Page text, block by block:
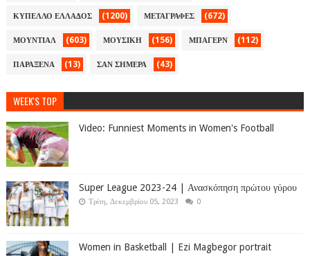
ΚΥΠΕΛΛΟ ΕΛΛΑΔΟΣ (1200) ΜΕΤΑΓΡΑΦΕΣ (672)
ΜΟΥΝΤΙΑΛ (603) ΜΟΥΣΙΚΗ (156) ΜΠΑΓΕΡΝ (112)
ΠΑΡΑΞΕΝΑ (13) ΣΑΝ ΣΗΜΕΡΑ (43)
WEEK'S TOP
Video: Funniest Moments in Women's Football
Super League 2023-24 | Ανασκόπηση πρώτου γύρου
Τρίτη, Δεκεμβρίου 05, 2023 0
Women in Basketball | Ezi Magbegor portrait